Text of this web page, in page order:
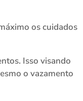
os cuidados
Isso visando
o vazamento